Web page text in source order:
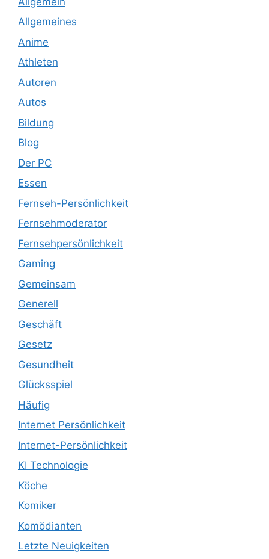
Allgemeines
Anime
Athleten
Autoren
Autos
Bildung
Blog
Der PC
Essen
Fernseh-Persönlichkeit
Fernsehmoderator
Fernsehpersönlichkeit
Gaming
Gemeinsam
Generell
Geschäft
Gesetz
Gesundheit
Glücksspiel
Häufig
Internet Persönlichkeit
Internet-Persönlichkeit
KI Technologie
Köche
Komiker
Komödianten
Letzte Neuigkeiten